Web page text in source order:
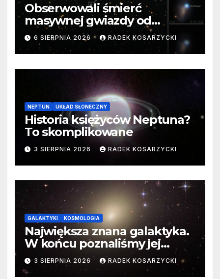
Obserwowali śmierć
masywnej gwiazdy od
samego początku. Niezwykle
cenne dane
6 SIERPNIA 2026 RADEK KOSARZYCKI
NEPTUN UKŁAD SŁONECZNY
Historia księżyców Neptuna?
To skomplikowane
3 SIERPNIA 2026 RADEK KOSARZYCKI
GALAKTYKI KOSMOLOGIA
Największa znana galaktyka.
W końcu poznaliśmy jej
faktyczne wymiary
3 SIERPNIA 2026 RADEK KOSARZYCKI